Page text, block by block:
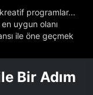
programlar...
uygun olanı
ile öne geçmek
Bir Adım